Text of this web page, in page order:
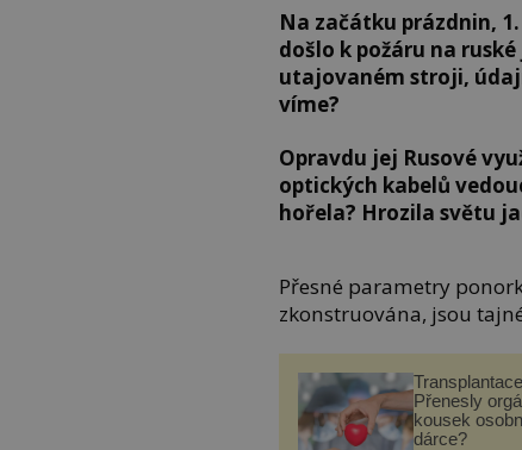
Na začátku prázdnin,
došlo k požáru na
utajovaném stroji,
víme?
Opravdu jej Rusové
optických kabelů
hořela? Hrozila světu
Přesné parametry
zkonstruována, jsou
Přenesly
kousek
dárce?